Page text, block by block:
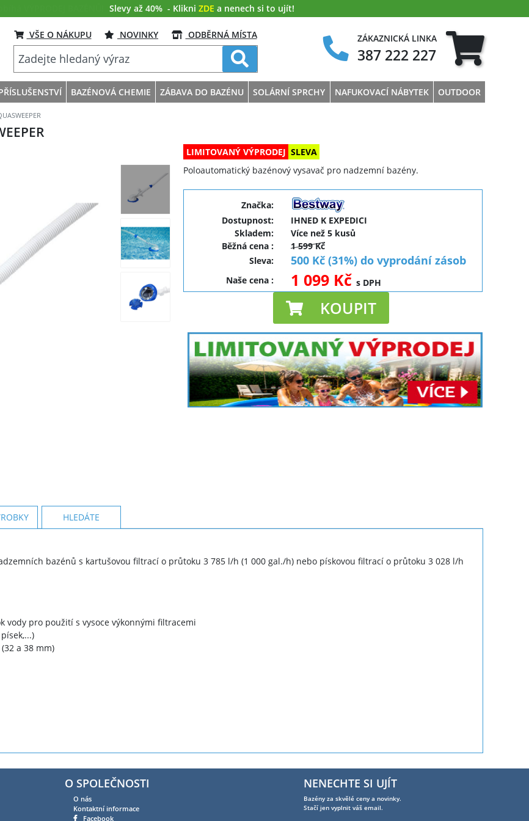
Slevy až 40% - Klikni ZDE a nenech si to ujít!
VŠE O NÁKUPU NOVINKY ODBĚRNÁ MÍSTA ZÁKAZNICKÁ LINKA
387 222 227
BAZÉNOVÁ CHEMIE ZÁBAVA DO BAZÉNU SOLÁRNÍ SPRCHY NAFUKOVACÍ NÁBYTEK OUTDOOR
LIMITOVANÝ VÝPRODEJ SLEVA
Poloautomatický bazénový vysavač pro nadzemní bazény.
Značka:
Dostupnost:
IHNED K EXPEDICI
Skladem:
Více než 5 kusů
Běžná cena:
1 599 Kč
Sleva: 500 Kč (31%) do vyprodání zásob
Naše cena: 1 099 Kčs DPH
KOUPIT
HLEDÁTE
bazénů s kartušovou filtrací o průtoku 3 785 l/h (1 000 gal./h) nebo pískovou filtrací o průtoku 3 028 l/h
pro použití s vysoce výkonnými filtracemi
a 38 mm)
O SPOLEČNOSTI
O nás
Kontaktní informace
Facebook
NENECHTE SI UJÍT
Bazény za skvělé ceny a novinky.
Stačí jen vyplnit váš email.